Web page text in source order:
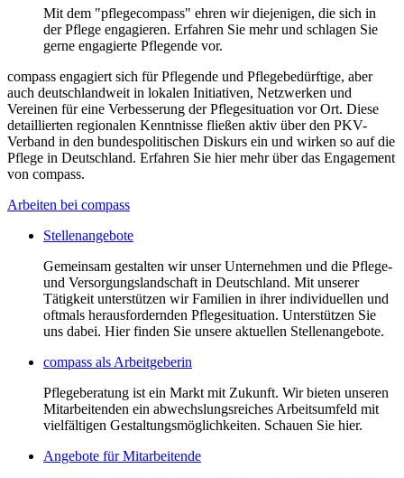
Mit dem "pflegecompass" ehren wir diejenigen, die sich in
der Pflege engagieren. Erfahren Sie mehr und schlagen Sie
gerne engagierte Pflegende vor.
compass engagiert sich für Pflegende und Pflegebedürftige, aber
auch deutschlandweit in lokalen Initiativen, Netzwerken und
Vereinen für eine Verbesserung der Pflegesituation vor Ort. Diese
detaillierten regionalen Kenntnisse fließen aktiv über den PKV-
Verband in den bundespolitischen Diskurs ein und wirken so auf die
Pflege in Deutschland. Erfahren Sie hier mehr über das Engagement
von compass.
Arbeiten bei compass
Stellenangebote
Gemeinsam gestalten wir unser Unternehmen und die Pflege-
und Versorgungslandschaft in Deutschland. Mit unserer
Tätigkeit unterstützen wir Familien in ihrer individuellen und
oftmals herausfordernden Pflegesituation. Unterstützen Sie
uns dabei. Hier finden Sie unsere aktuellen Stellenangebote.
compass als Arbeitgeberin
Pflegeberatung ist ein Markt mit Zukunft. Wir bieten unseren
Mitarbeitenden ein abwechslungsreiches Arbeitsumfeld mit
vielfältigen Gestaltungsmöglichkeiten. Schauen Sie hier.
Angebote für Mitarbeitende